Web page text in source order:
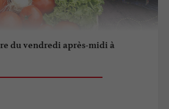
du vendredi après-midi à